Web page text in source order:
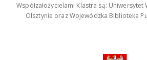
Współzałożycielami Klastra są:
Olsztynie oraz Wojewódzka Biblioteka